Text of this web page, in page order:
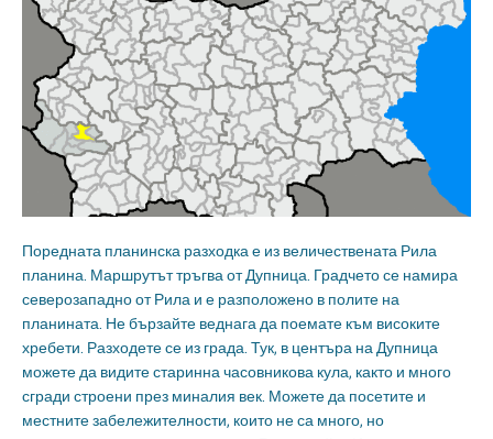
Поредната планинска разходка е из величествената Рила
планина. Маршрутът тръгва от Дупница. Градчето се намира
северозападно от Рила и е разположено в полите на
планината. Не бързайте веднага да поемате към високите
хребети. Разходете се из града. Тук, в центъра на Дупница
можете да видите старинна часовникова кула, както и много
сгради строени през миналия век. Можете да посетите и
местните забележителности, които не са много, но